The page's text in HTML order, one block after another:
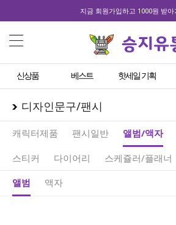
지금 회원가입하고 1000원 받아
신상품 베스트 핫세일 기획
디자인문구/팬시
캐릭터제품 팬시일반 앨범/액자
스티커 다이어리 스케쥴러/플래너
앨범
액자